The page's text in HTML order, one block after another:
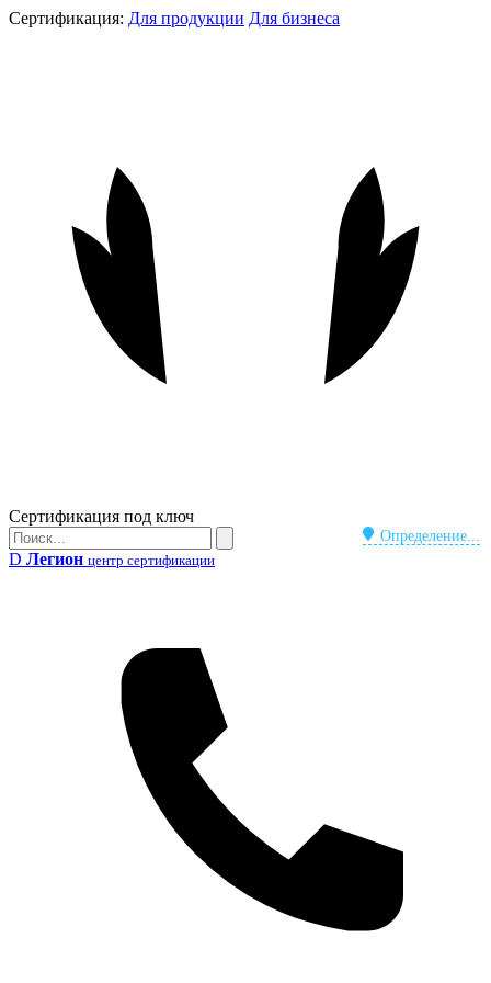
Сертификация: Для продукции Для бизнеса
Бейдж
Сертификация под ключ
Определение...
Поиск
Поиск
D Легион центр сертификации